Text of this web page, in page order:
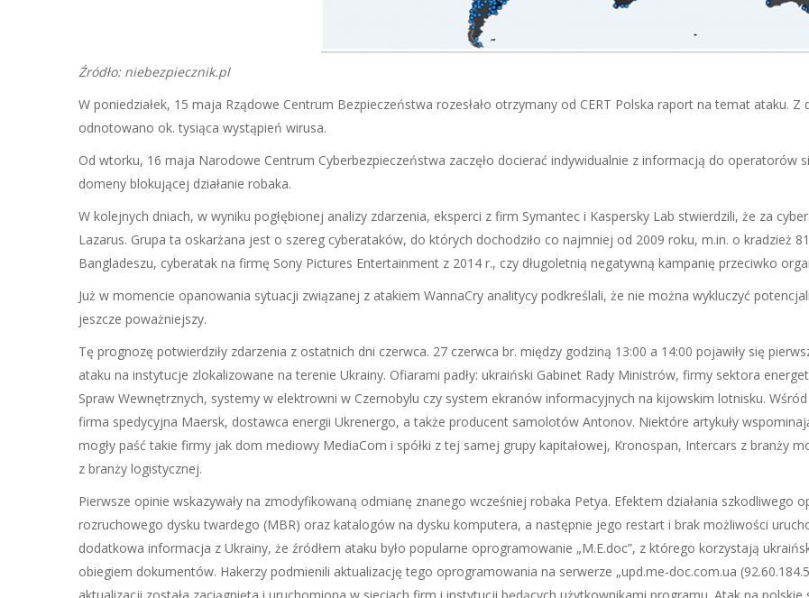
Źródło: niebezpiecznik.pl
W poniedziałek, 15 maja Rządowe Centrum Bezpieczeństwa rozesłało otrzymany od CERT Polska raport na temat ataku. Z
odnotowano ok. tysiąca wystąpień wirusa.
Od wtorku, 16 maja Narodowe Centrum Cyberbezpieczeństwa zaczęło docierać indywidualnie z informacją do operatorów
domeny blokującej działanie robaka.
W kolejnych dniach, w wyniku pogłębionej analizy zdarzenia, eksperci z firm Symantec i Kaspersky Lab stwierdzili, że za
Lazarus. Grupa ta oskarżana jest o szereg cyberataków, do których dochodziło co najmniej od 2009 roku, m.in. o kradzież
Bangladeszu, cyberatak na firmę Sony Pictures Entertainment z 2014 r., czy długoletnią negatywną kampanię przeciwko
Już w momencie opanowania sytuacji związanej z atakiem WannaCry analitycy podkreślali, że nie można wykluczyć
jeszcze poważniejszy.
Tę prognozę potwierdziły zdarzenia z ostatnich dni czerwca. 27 czerwca br. między godziną 13:00 a 14:00 pojawiły się
ataku na instytucje zlokalizowane na terenie Ukrainy. Ofiarami padły: ukraiński Gabinet Rady Ministrów, firmy sektora
Spraw Wewnętrznych, systemy w elektrowni w Czernobylu czy system ekranów informacyjnych na kijowskim lotnisku.
firma spedycyjna Maersk, dostawca energii Ukrenergo, a także producent samolotów Antonov. Niektóre artykuły
mogły paść takie firmy jak dom mediowy MediaCom i spółki z tej samej grupy kapitałowej, Kronospan, Intercars z branży
z branży logistycznej.
Pierwsze opinie wskazywały na zmodyfikowaną odmianę znanego wcześniej robaka Petya. Efektem działania szkodliwego
rozruchowego dysku twardego (MBR) oraz katalogów na dysku komputera, a następnie jego restart i brak możliwości
dodatkowa informacja z Ukrainy, że źródłem ataku było popularne oprogramowanie „M.E.doc”, z którego korzystają
obiegiem dokumentów. Hakerzy podmienili aktualizację tego oprogramowania na serwerze „upd.me-doc.com.ua
aktualizacji została zaciągnięta i uruchomiona w sieciach firm i instytucji będących użytkownikami programu. Atak na